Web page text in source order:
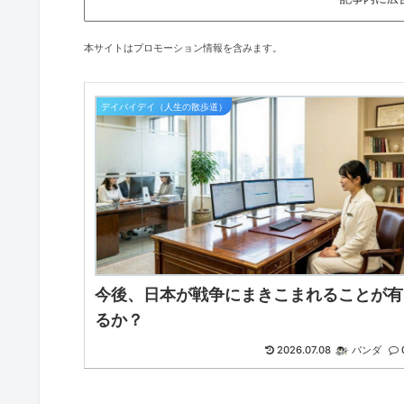
本サイトはプロモーション情報を含みます。
デイバイデイ（人生の散歩道）
今後、日本が戦争にまきこまれることが有
るか？
2026.07.08 パンダ